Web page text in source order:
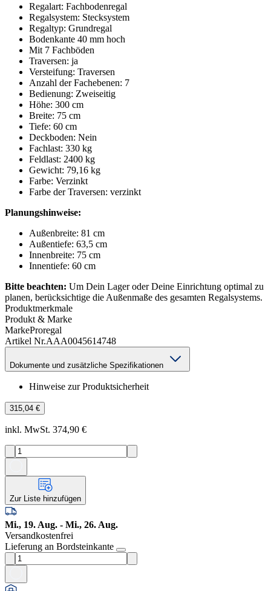
Regalart: Fachbodenregal
Regalsystem: Stecksystem
Regaltyp: Grundregal
Bodenkante 40 mm hoch
Mit 7 Fachböden
Traversen: ja
Versteifung: Traversen
Anzahl der Fachebenen: 7
Bedienung: Zweiseitig
Höhe: 300 cm
Breite: 75 cm
Tiefe: 60 cm
Deckboden: Nein
Fachlast: 330 kg
Feldlast: 2400 kg
Gewicht: 79,16 kg
Farbe: Verzinkt
Farbe der Traversen: verzinkt
Planungshinweise:
Außenbreite: 81 cm
Außentiefe: 63,5 cm
Innenbreite: 75 cm
Innentiefe: 60 cm
Bitte beachten: Um Dein Lager oder Deine Einrichtung optimal zu
planen, berücksichtige die Außenmaße des gesamten Regalsystems.
Produktmerkmale
Produkt & Marke
MarkeProregal
Artikel Nr.AAA0045614748
Dokumente und zusätzliche Spezifikationen
Hinweise zur Produktsicherheit
315,04 €
inkl. MwSt. 374,90 €
Zur Liste hinzufügen
Mi., 19. Aug. - Mi., 26. Aug.
Versandkostenfrei
Lieferung an Bordsteinkante